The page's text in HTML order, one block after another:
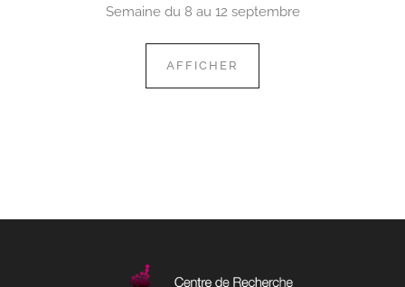
Semaine du 8 au 12 septembre
AFFICHER